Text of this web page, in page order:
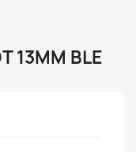
13MM BLE